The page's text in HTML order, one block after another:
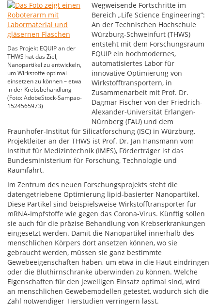
Das Projekt EQUIP an der
THWS hat das Ziel,
Nanopartikel zu entwickeln,
um Wirkstoffe optimal
einsetzen zu können – etwa
in der Krebsbehandlung
(Foto: AdobeStock-Sampao-
1524565973)
Wegweisende Fortschritte im
Bereich „Life Science Engineering“:
An der Technischen Hochschule
Würzburg-Schweinfurt (THWS)
entsteht mit dem Forschungsraum
EQUIP ein hochmodernes,
automatisiertes Labor für
innovative Optimierung von
Wirkstofftransportern, in
Zusammenarbeit mit Prof. Dr.
Dagmar Fischer von der Friedrich-
Alexander-Universität Erlangen-
Nürnberg (FAU) und dem
Fraunhofer-Institut für Silicatforschung (ISC) in Würzburg.
Projektleiter an der THWS ist Prof. Dr. Jan Hansmann vom
Institut für Medizintechnik (IMES), Förderträger ist das
Bundesministerium für Forschung, Technologie und
Raumfahrt.
Im Zentrum des neuen Forschungsprojekts steht die
datengetriebene Optimierung lipid-basierter Nanopartikel.
Diese Partikel sind beispielsweise Wirkstofftransporter für
mRNA-Impfstoffe wie gegen das Corona-Virus. Künftig sollen
sie auch für die präzise Behandlung von Krebserkrankungen
eingesetzt werden. Damit die Nanopartikel innerhalb des
menschlichen Körpers dort ansetzen können, wo sie
gebraucht werden, müssen sie ganz bestimmte
Gewebeeigenschaften haben, um etwa in die Haut eindringen
oder die Bluthirnschranke überwinden zu können. Welche
Eigenschaften für den jeweiligen Einsatz optimal sind, wird
an menschlichen Gewebemodellen getestet, wodurch sich die
Zahl notwendiger Tierstudien verringern lässt.